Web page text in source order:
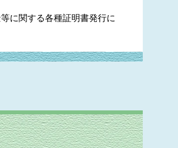
に関する各種証明書発行に